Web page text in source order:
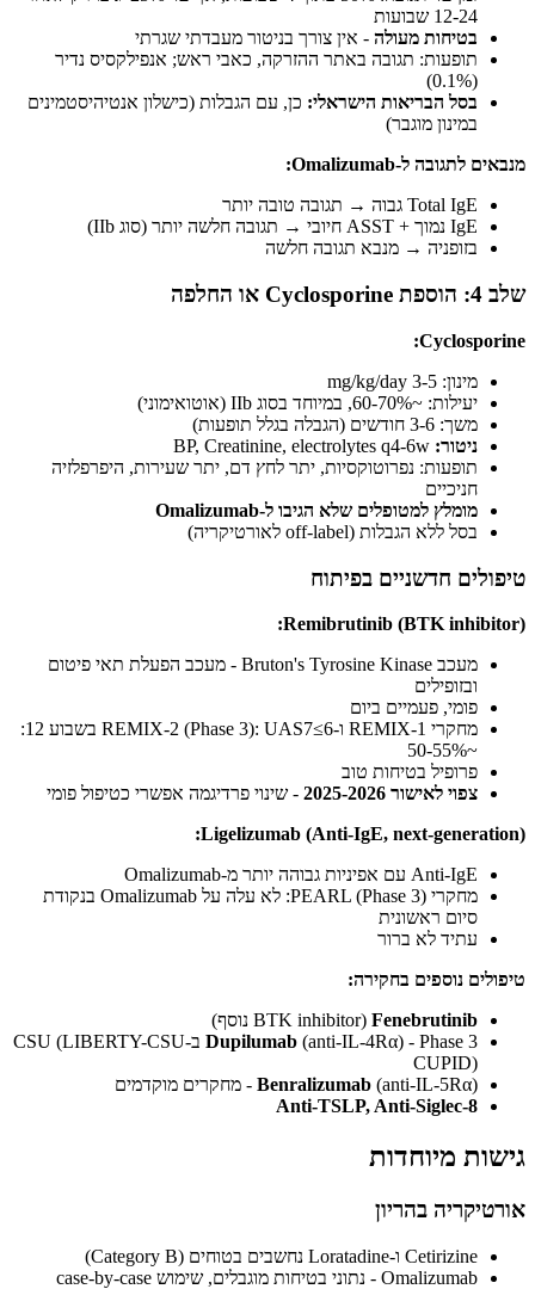
12-24 שבועות
בטיחות מעולה- אין צורך בניטור מעבדתי שגרתי
תופעות: תגובה באתר ההזרקה, כאבי ראש; אנפילקסיס נדיר
(0.1%)
בסל הבריאות הישראלי:כן, עם הגבלות (כישלון אנטיהיסטמינים
במינון מוגבר)
מנבאים לתגובה ל-Omalizumab:
Total IgE גבוה → תגובה טובה יותר
IgE נמוך + ASST חיובי → תגובה חלשה יותר (סוג IIb)
בזופניה → מנבא תגובה חלשה
שלב 4: הוספת Cyclosporine או החלפה
Cyclosporine:
מינון: 3-5 mg/kg/day
יעילות: ~60-70%, במיוחד בסוג IIb (אוטואימוני)
משך: 3-6 חודשים (הגבלה בגלל תופעות)
ניטור:BP, Creatinine, electrolytes q4-6w
תופעות: נפרוטוקסיות, יתר לחץ דם, יתר שעירות, היפרפלזיה
חניכיים
מומלץ למטופלים שלא הגיבו ל-Omalizumab
בסל ללא הגבלות (off-label לאורטיקריה)
טיפולים חדשניים בפיתוח
Remibrutinib (BTK inhibitor):
מעכב Bruton's Tyrosine Kinase - מעכב הפעלת תאי פיטום
ובזופילים
פומי, פעמיים ביום
מחקרי REMIX-1 ו-REMIX-2 (Phase 3): UAS7≤6 בשבוע 12:
~50-55%
פרופיל בטיחות טוב
צפוי לאישור 2025-2026
- שינוי פרדיגמה אפשרי כטיפול פומי
Ligelizumab (Anti-IgE, next-generation):
Anti-IgE עם אפיניות גבוהה יותר מ-Omalizumab
מחקרי PEARL (Phase 3): לא עלה על Omalizumab בנקודת
סיום ראשונית
עתיד לא ברור
טיפולים נוספים בחקירה:
Fenebrutinib(BTK inhibitor נוסף)
Dupilumab
(anti-IL-4Rα) - Phase 3 ב-CSU (LIBERTY-CSU
CUPID)
Benralizumab (anti-IL-5Rα) - מחקרים מוקדמים
Anti-TSLP, Anti-Siglec-8
גישות מיוחדות
אורטיקריה בהריון
Cetirizine ו-Loratadine נחשבים בטוחים (Category B)
Omalizumab - נתוני בטיחות מוגבלים, שימוש case-by-case